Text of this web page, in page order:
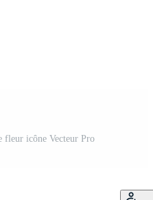
fleur icône Vecteur Pro